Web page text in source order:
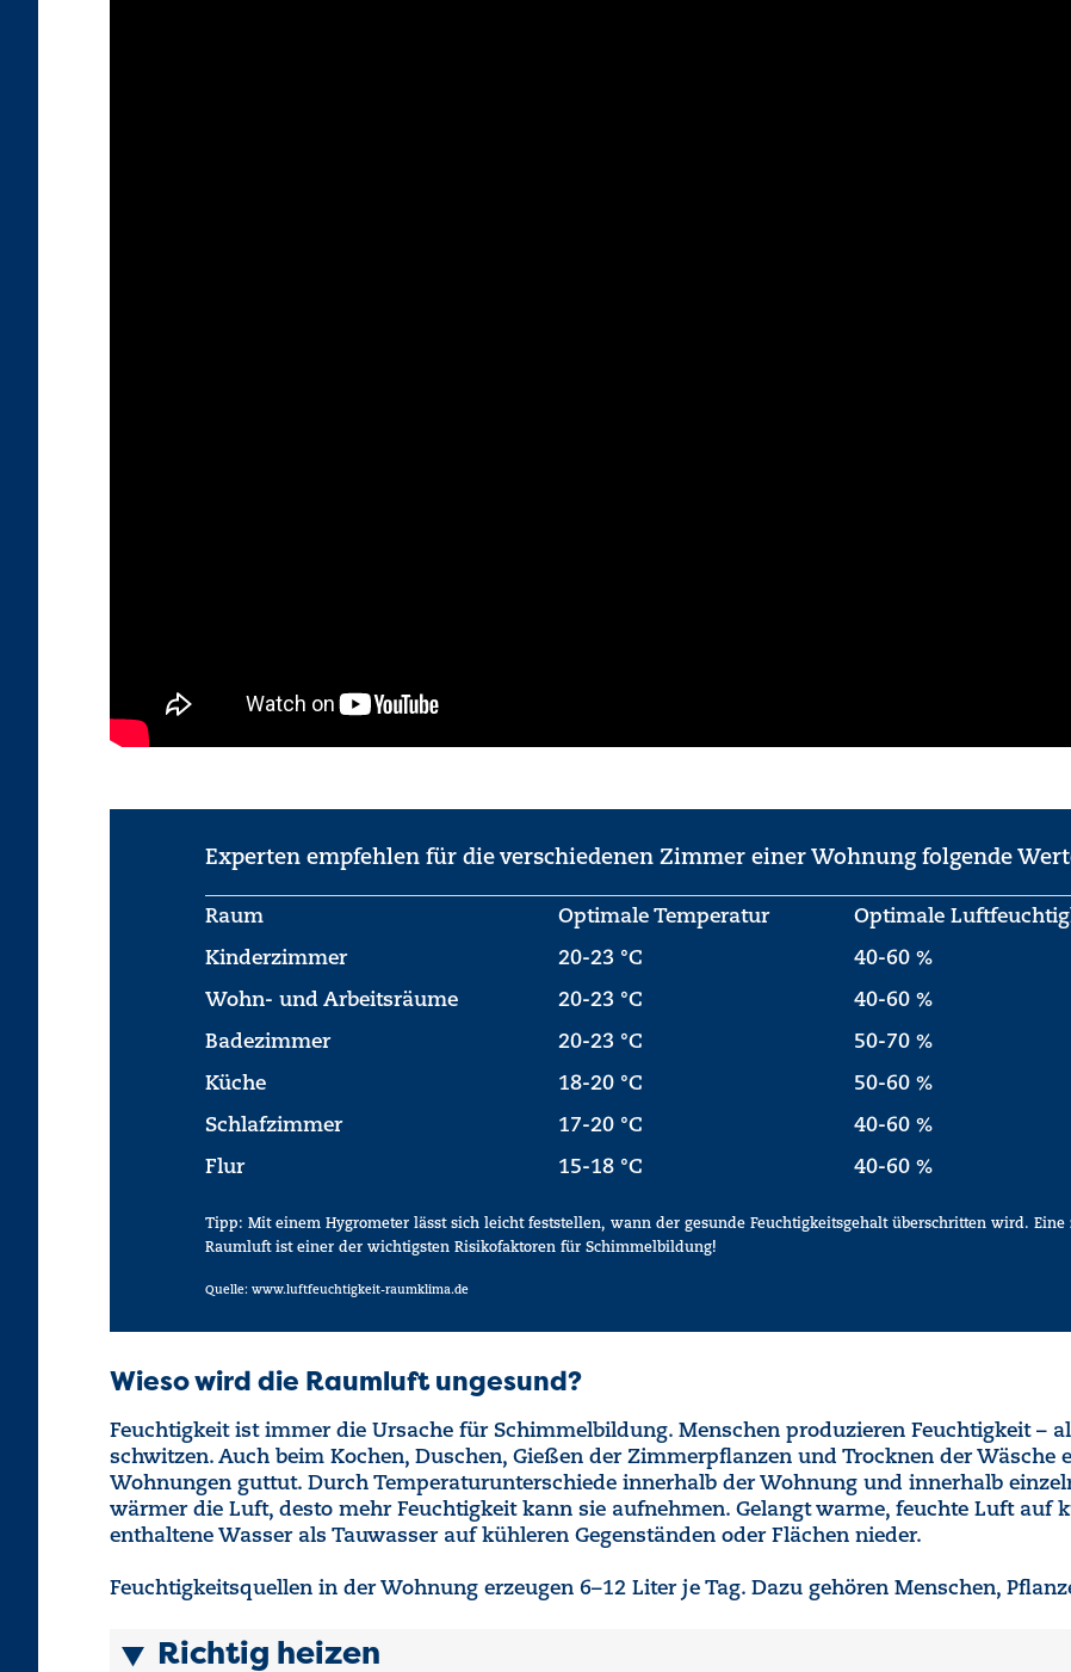
Experten empfehlen für die verschiedenen Zimmer einer Wohnung folgende
Raum Optimale Temperatur Optimale
Kinderzimmer 20-23 °C 40-60 %
Wohn- und Arbeitsräume 20-23 °C 40-60 %
Badezimmer 20-23 °C 50-70 %
Küche 18-20 °C 50-60 %
Schlafzimmer 17-20 °C 40-60 %
Flur 15-18 °C 40-60 %
Tipp: Mit einem Hygrometer lässt sich leicht feststellen, wann der gesunde Feuchtigkeitsgehalt überschritten wird. Eine
Raumluft ist einer der wichtigsten Risikofaktoren für Schimmelbildung!
Quelle: www.luftfeuchtigkeit-raumklima.de
Wieso wird die Raumluft ungesund?
Feuchtigkeit ist immer die Ursache für Schimmelbildung. Menschen produzieren Feuchtigkeit –
schwitzen. Auch beim Kochen, Duschen, Gießen der Zimmerpflanzen und Trocknen der
Wohnungen guttut. Durch Temperaturunterschiede innerhalb der Wohnung und innerhalb
wärmer die Luft, desto mehr Feuchtigkeit kann sie aufnehmen. Gelangt warme, feuchte Luft auf
enthaltene Wasser als Tauwasser auf kühleren Gegenständen oder Flächen nieder.
Feuchtigkeitsquellen in der Wohnung erzeugen 6–12 Liter je Tag. Dazu gehören Menschen,
Richtig heizen